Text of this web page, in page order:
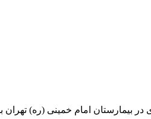
امام خمینی (ره) تهران